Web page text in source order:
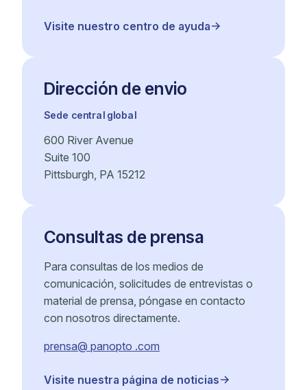
Visite nuestro centro de ayuda
Dirección de envio
Sede central global
600 River Avenue
Suite 100
Pittsburgh, PA 15212
Consultas de prensa
Para consultas de los medios de
comunicación, solicitudes de entrevistas o
material de prensa, póngase en contacto
con nosotros directamente.
prensa@ panopto .com
Visite nuestra página de noticias